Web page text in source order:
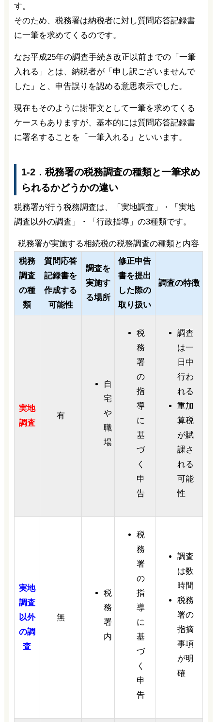
す。
そのため、税務署は納税者に対し質問応答記録書
に一筆を求めてくるのです。
なお平成25年の調査手続き改正以前までの「一筆
入れる」とは、納税者が「申し訳ございませんで
した」と、申告誤りを認める意思表示でした。
現在もそのように謝罪文として一筆を求めてくる
ケースもありますが、基本的には質問応答記録書
に署名することを「一筆入れる」といいます。
1-2．税務署の税務調査の種類と一筆求め
られるかどうかの違い
税務署が行う税務調査は、「実地調査」・「実地
調査以外の調査」・「行政指導」の3種類です。
税務署が実施する相続税の税務調査の種類と内容
税務
調査
の種
類
質問応答
記録書を
作成する
可能性
調査を
実施す
る場所
修正申告
書を提出
した際の
取り扱い
調査の特徴
実地
調査
有
自
宅
や
職
場
税
務
署
の
指
導
に
基
づ
く
申
告
調査
は一
日中
行わ
れる
重加
算税
が賦
課さ
れる
可能
性
実地
調査
以外
の調
査
無
税
務
署
内
税
務
署
の
指
導
に
基
づ
く
申
告
調査
は数
時間
税務
署の
指摘
事項
が明
確